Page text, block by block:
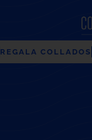
REGALA COLLADOS